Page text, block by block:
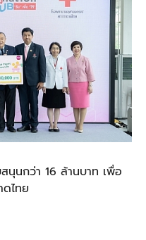
นุนกว่า 16 ล้านบาท เพื่อ
ไทย